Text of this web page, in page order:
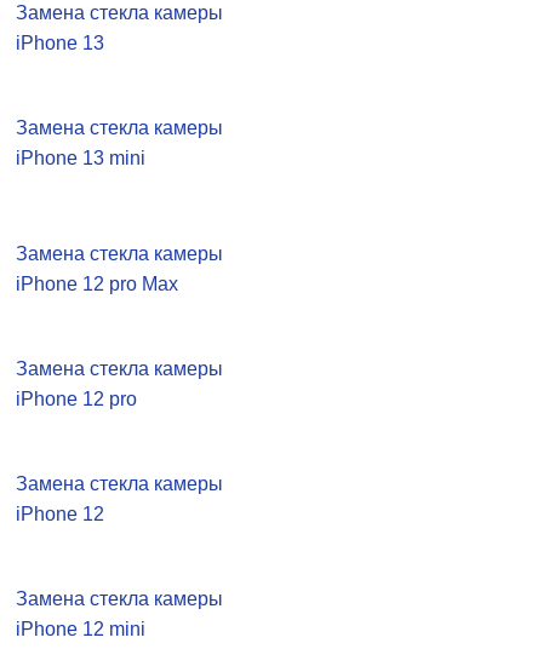
Замена стекла камеры
iPhone 13
Замена стекла камеры
iPhone 13 mini
Замена стекла камеры
iPhone 12 pro Max
Замена стекла камеры
iPhone 12 pro
Замена стекла камеры
iPhone 12
Замена стекла камеры
iPhone 12 mini